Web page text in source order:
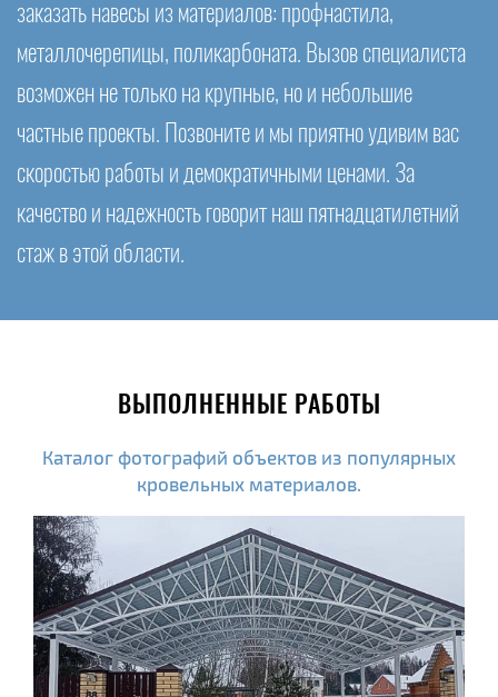
заказать навесы из материалов: профнастила,
металлочерепицы, поликарбоната. Вызов специалиста
возможен не только на крупные, но и небольшие
частные проекты. Позвоните и мы приятно удивим вас
скоростью работы и демократичными ценами. За
качество и надежность говорит наш пятнадцатилетний
стаж в этой области.
ВЫПОЛНЕННЫЕ РАБОТЫ
Каталог фотографий объектов из популярных
кровельных материалов.